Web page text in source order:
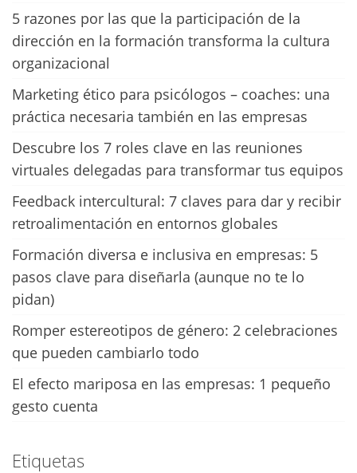
5 razones por las que la participación de la
dirección en la formación transforma la cultura
organizacional
Marketing ético para psicólogos – coaches: una
práctica necesaria también en las empresas
Descubre los 7 roles clave en las reuniones
virtuales delegadas para transformar tus equipos
Feedback intercultural: 7 claves para dar y recibir
retroalimentación en entornos globales
Formación diversa e inclusiva en empresas: 5
pasos clave para diseñarla (aunque no te lo
pidan)
Romper estereotipos de género: 2 celebraciones
que pueden cambiarlo todo
El efecto mariposa en las empresas: 1 pequeño
gesto cuenta
Etiquetas